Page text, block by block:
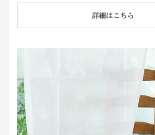
詳細はこちら